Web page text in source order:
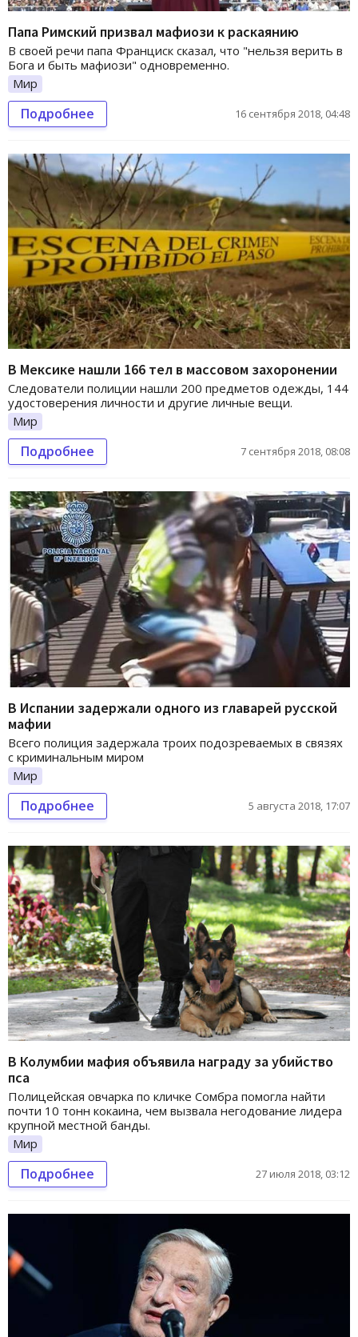
Папа Римский призвал мафиози к раскаянию
В своей речи папа Франциск сказал, что "нельзя верить в
Бога и быть мафиози" одновременно.
Мир
Подробнее 16 сентября 2018, 04:48
В Мексике нашли 166 тел в массовом захоронении
Следователи полиции нашли 200 предметов одежды, 144
удостоверения личности и другие личные вещи.
Мир
Подробнее 7 сентября 2018, 08:08
В Испании задержали одного из главарей русской
мафии
Всего полиция задержала троих подозреваемых в связях
с криминальным миром
Мир
Подробнее 5 августа 2018, 17:07
В Колумбии мафия объявила награду за убийство
пса
Полицейская овчарка по кличке Сомбра помогла найти
почти 10 тонн кокаина, чем вызвала негодование лидера
крупной местной банды.
Мир
Подробнее 27 июля 2018, 03:12